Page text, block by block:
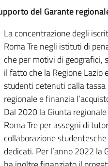
del Garante
La concentrazione degli
Roma Tre negli istituti di
che per motivi di geografici,
il fatto che la Regione Lazio
studenti detenuti dalla
regionale e finanzia
Dal 2020 la Giunta
Roma Tre per assegni di
collaborazione
dedicati. Per l’anno 2022 la